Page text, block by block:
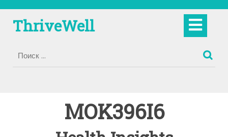
содержимому
ThriveWell
MOK396I6